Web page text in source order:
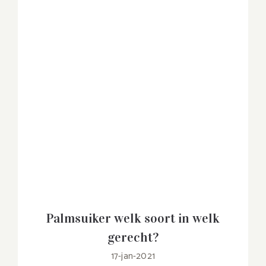
Palmsuiker welk soort in welk
gerecht?
17-jan-2021